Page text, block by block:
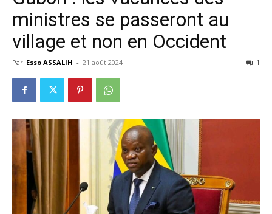
ministres se passeront au
village et non en Occident
Par Esso ASSALIH - 21 août 2024 1